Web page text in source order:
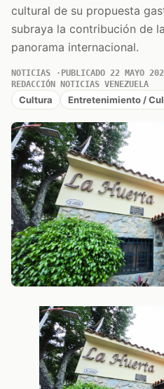
cultural de su propuesta
subraya la contribución de
panorama internacional.
NOTICIAS PUBLICADO 22 MAYO
REDACCIÓN NOTICIAS VENEZUELA
Cultura Entretenimiento /